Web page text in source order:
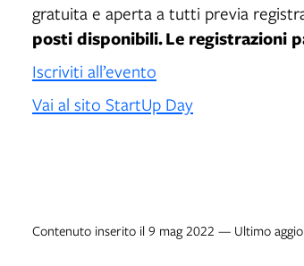
gratuita e aperta a tutti previa
posti disponibili.Le registrazioni
Iscriviti all’evento
Vai al sito StartUp Day
Contenuto inserito il 9 mag 2022 — Ultimo